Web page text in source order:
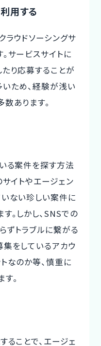
用する
ウドソーシングサ
サービスサイトに
り応募することが
ため、経験が浅い
あります。
る案件を探す方法
サイトやエージェン
ない珍しい案件に
。しかし、SNSでの
トラブルに繋がる
をしているアカウ
なのか等、慎重に
。
ることで、エージェ